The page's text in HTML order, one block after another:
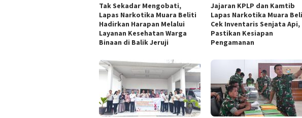
Tak Sekadar Mengobati,
Lapas Narkotika Muara Beliti
Hadirkan Harapan Melalui
Layanan Kesehatan Warga
Binaan di Balik Jeruji
Jajaran KPLP dan Kamtib
Lapas Narkotika Muara
Cek Inventaris Senjata Api,
Pastikan Kesiapan
Pengamanan